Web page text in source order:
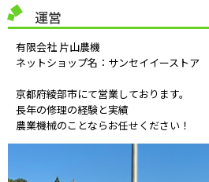
運営
有限会社 片山農機
ネットショップ名：サンセイイーストア
京都府綾部市にて営業しております。
長年の修理の経験と実績
農業機械のことならお任せください！